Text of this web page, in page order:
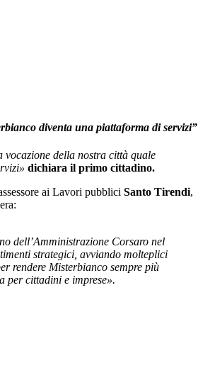
diventa una piattaforma di servizi”
vocazione della nostra città quale
dichiara il primo cittadino.
ai Lavori pubbliciSanto Tirendi,
dell’Amministrazione Corsaro nel
strategici, avviando molteplici
rendere Misterbianco sempre più
per cittadini e imprese».